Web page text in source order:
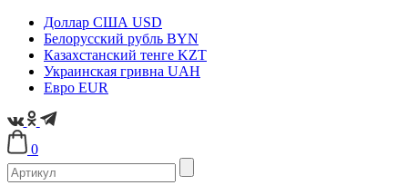
Доллар США USD
Белорусский рубль BYN
Казахстанский тенге KZT
Украинская гривна UAH
Евро EUR
0